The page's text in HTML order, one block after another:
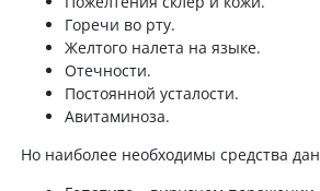
Горечи во рту.
Желтого налета на языке.
Отечности.
Постоянной усталости.
Авитаминоза.
Но наиболее необходимы средства